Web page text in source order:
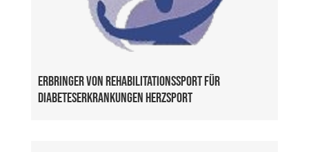
Erbringer von Rehabilitationssport für
Diabeteserkrankungen Herzsport